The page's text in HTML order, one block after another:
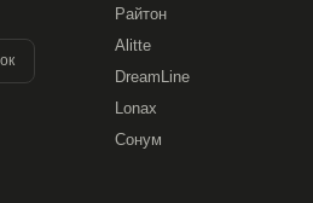
Райтон
Alitte
DreamLine
Lonax
Сонум